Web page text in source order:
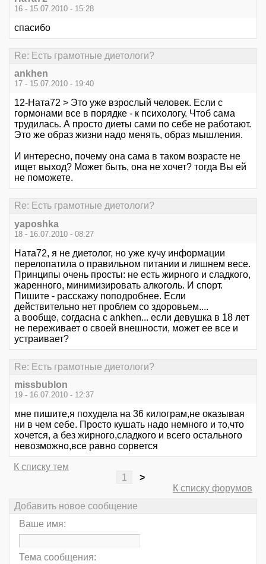
16 - 15.07.2010 - 15:28
спасибо
Re: Есть грамотные диетологи?
ankhen
17 - 15.07.2010 - 19:40
12-Ната72 > Это уже взрослый человек. Если с
гормонами все в порядке - к психологу. Чтоб сама
трудилась. А просто диеты сами по себе не работают.
Это же образ жизни надо менять, образ мышления.
И интересно, почему она сама в таком возрасте не
ищет выход? Может быть, она не хочет? тогда Вы ей
не поможете.
Re: Есть грамотные диетологи?
yaposhka
18 - 16.07.2010 - 08:27
Ната72, я не диетолог, но уже кучу информации
перелопатила о правильном питании и лишнем весе.
Принципы очень просты: не есть жирного и сладкого,
жаренного, минимизировать алкоголь. И спорт.
Пишите - расскажу поподробнее. Если
действительно нет проблем со здоровьем....
а вообще, согдасна с ankhen... если девушка в 18 лет
не переживает о своей внешности, может ее все и
устраивает?
Re: Есть грамотные диетологи?
missbublon
19 - 16.07.2010 - 12:37
мне пишите,я похудела на 36 килограм,не оказывая
ни в чем себе. Просто кушать надо немного и то,что
хочется, а без жирного,сладкого и всего остального
невозможно,все равно сорвется
К списку тем
1
>
К списку форумов
Добавить новое сообщение
Ваше имя:
Тема сообщения: